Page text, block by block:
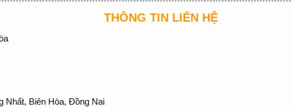
THÔNG TIN LIÊN HỆ
Nhất, Biên Hòa, Đồng Nai